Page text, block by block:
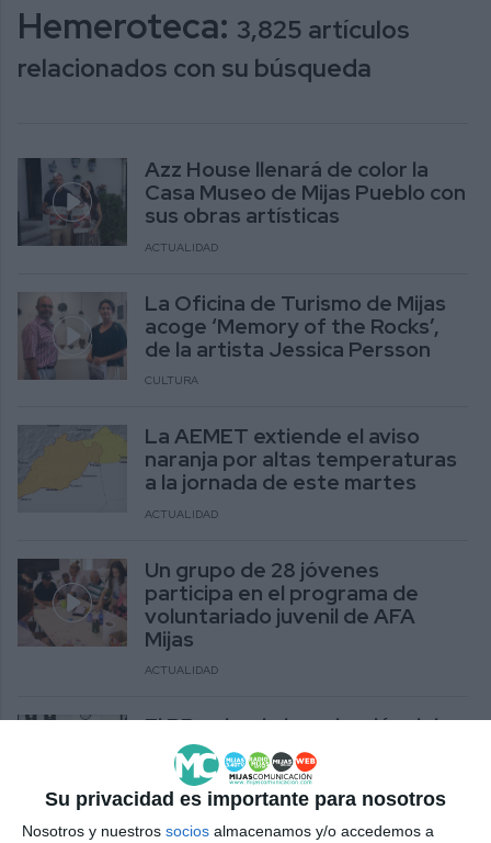
Su privacidad es importante para nosotros
Nosotros y nuestros socios almacenamos y/o accedemos a
Hemeroteca: 3,825 artículos
relacionados con su búsqueda
Azz House llenará de color la
Casa Museo de Mijas Pueblo con
sus obras artísticas
ACTUALIDAD
La Oficina de Turismo de Mijas
acoge ‘Memory of the Rocks’,
de la artista Jessica Persson
CULTURA
La AEMET extiende el aviso
naranja por altas temperaturas
a la jornada de este martes
ACTUALIDAD
Un grupo de 28 jóvenes
participa en el programa de
voluntariado juvenil de AFA
Mijas
ACTUALIDAD
El PP aplaude la reducción del
periodo medio de pago a
proveedores a 43 días
PP